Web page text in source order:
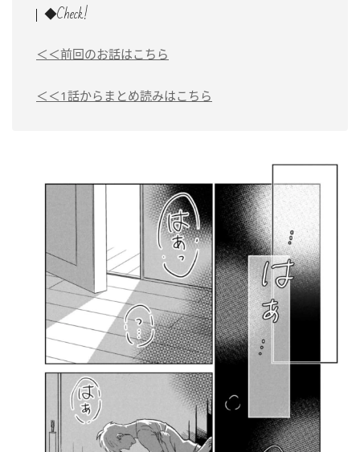
◆Check!
＜＜前回のお話はこちら
＜＜1話からまとめ読みはこちら